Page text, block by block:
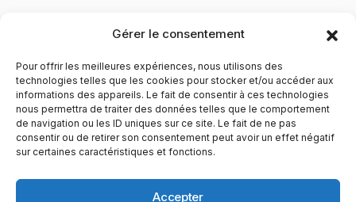
Gérer le consentement
Pour offrir les meilleures expériences, nous utilisons des
technologies telles que les cookies pour stocker et/ou accéder aux
informations des appareils. Le fait de consentir à ces technologies
nous permettra de traiter des données telles que le comportement
de navigation ou les ID uniques sur ce site. Le fait de ne pas
consentir ou de retirer son consentement peut avoir un effet négatif
sur certaines caractéristiques et fonctions.
Accepter
YubiGeek est un média français dédié aux nouvelles
technologies, à la culture geek et au numérique. Fondé par